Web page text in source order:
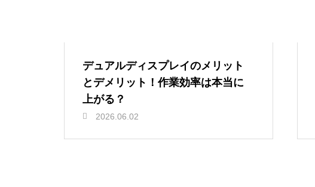
デュアルディスプレイのメリット
とデメリット！作業効率は本当に
上がる？
2026.06.02